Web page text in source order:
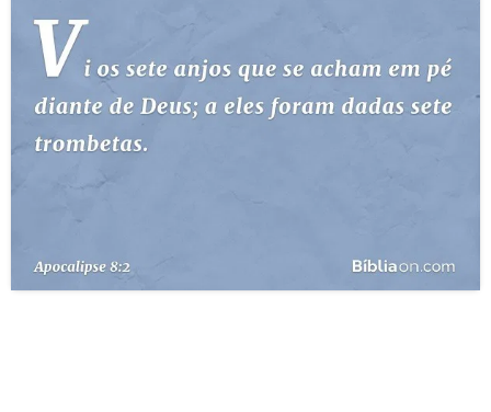
10 MANDAMENTOS
ESTUDOS BÍBLICOS
ESBOÇOS DE PREGAÇÃO
PERGUNTE À BÍBLIA